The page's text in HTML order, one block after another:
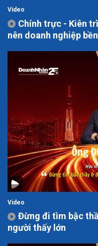
Video
Chính trực - Kiên
nên doanh nghiệp
Video
Đừng đi tìm bậc
người thấy lớn